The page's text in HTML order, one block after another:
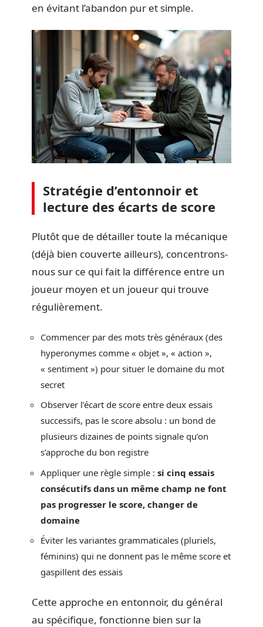
en évitant l’abandon pur et simple.
Stratégie d’entonnoir et
lecture des écarts de score
Plutôt que de détailler toute la mécanique
(déjà bien couverte ailleurs), concentrons-
nous sur ce qui fait la différence entre un
joueur moyen et un joueur qui trouve
régulièrement.
Commencer par des mots très généraux (des
hyperonymes comme « objet », « action »,
« sentiment ») pour situer le domaine du mot
secret
Observer l’écart de score entre deux essais
successifs, pas le score absolu : un bond de
plusieurs dizaines de points signale qu’on
s’approche du bon registre
Appliquer une règle simple : si cinq essais
consécutifs dans un même champ ne font
pas progresser le score, changer de
domaine
Éviter les variantes grammaticales (pluriels,
féminins) qui ne donnent pas le même score et
gaspillent des essais
Cette approche en entonnoir, du général
au spécifique, fonctionne bien sur la